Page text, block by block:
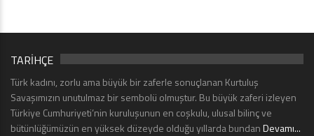
TARİHÇE
Türk kadını, zorlu ama büyük bir zaferle sonuçlanan Kurtuluş
Savaşımızın unutulmaz bir sembolü olmuştur. Bu büyük zaferi izleyen
Türkiye Cumhuriyeti’nin kuruluşunun en coşkulu, ulusal bilinç ve
bütünlüğümüzün en yüksek düzeyde olduğu yıllarda bundanDevamı...